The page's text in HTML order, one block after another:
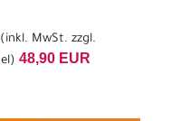
MwSt. zzgl.
) 48,90 EUR